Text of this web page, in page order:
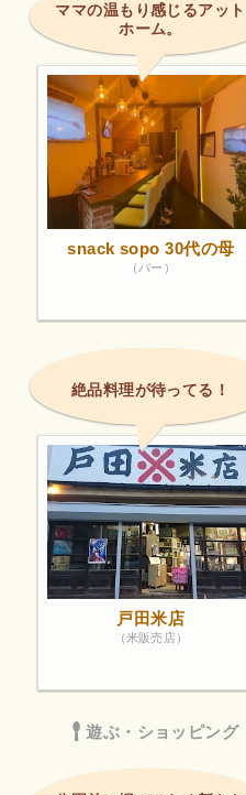
ママの温もり感じるアット
ホーム。
snack sopo 30代の母
（バー）
絶品料理が待ってる！
戸田米店
（米販売店）
遊ぶ・ショッピング